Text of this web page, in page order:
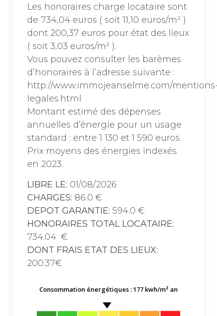
Les honoraires charge locataire sont
de 734,04 euros ( soit 11,10 euros/m² )
dont 200,37 euros pour état des lieux
( soit 3,03 euros/m² ).
Vous pouvez consulter les barèmes
d’honoraires à l’adresse suivante :
http://www.immojeanselme.com/
legales.html
Montant estimé des dépenses
annuelles d’énergie pour un usage
standard : entre 1 130 et 1 590 euros.
Prix moyens des énergies indexés
en 2023.
LIBRE LE: 01/08/2026
CHARGES: 86.0 €
DEPOT GARANTIE: 594.0 €
HONORAIRES TOTAL LOCATAIRE:
734.04 €
DONT FRAIS ETAT DES LIEUX:
200.37€
Consommation énergétiques : 177 kwh/m² an